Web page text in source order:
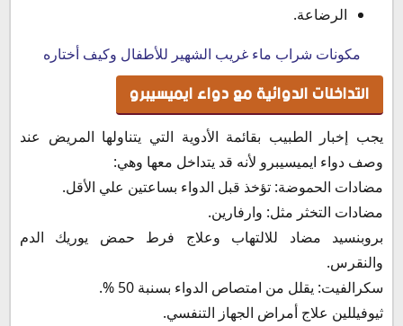
الرضاعة.
مكونات شراب ماء غريب الشهير للأطفال وكيف أختاره
التداخلات الدوائية مع دواء ايميسيبرو
يجب إخبار الطبيب بقائمة الأدوية التي يتناولها المريض عند
وصف دواء ايميسيبرو لأنه قد يتداخل معها وهي:
مضادات الحموضة: تؤخذ قبل الدواء بساعتين علي الأقل.
مضادات التخثر مثل: وارفارين.
بروبنسيد مضاد للالتهاب وعلاج فرط حمض يوريك الدم
والنقرس.
سكرالفيت: يقلل من امتصاص الدواء بسنبة 50 %.
ثيوفيللين علاج أمراض الجهاز التنفسي.